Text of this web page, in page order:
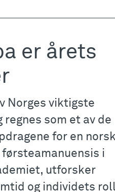
er årets
Norges viktigste
som et av de
for en norsk
førsteamanuensis i
utforsker
og individets